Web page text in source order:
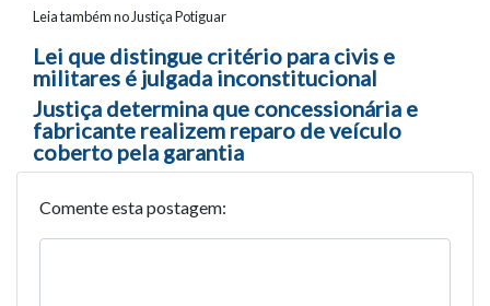
Leia também no Justiça Potiguar
Navegação entre posts
Lei que distingue critério para civis e
militares é julgada inconstitucional
Justiça determina que concessionária e
fabricante realizem reparo de veículo
coberto pela garantia
Comente esta postagem: